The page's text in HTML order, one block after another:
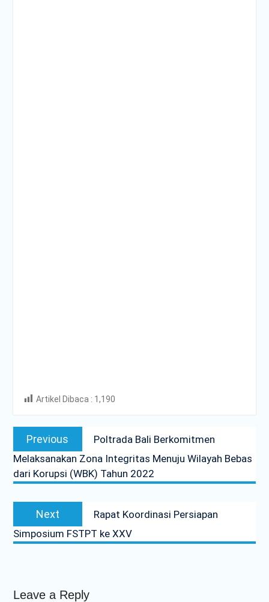
Artikel Dibaca : 1,190
Post
navigation
Previous
post:
Poltrada Bali Berkomitmen
Melaksanakan Zona Integritas Menuju Wilayah Bebas
dari Korupsi (WBK) Tahun 2022
Next
post:
Rapat Koordinasi Persiapan
Simposium FSTPT ke XXV
Leave a Reply